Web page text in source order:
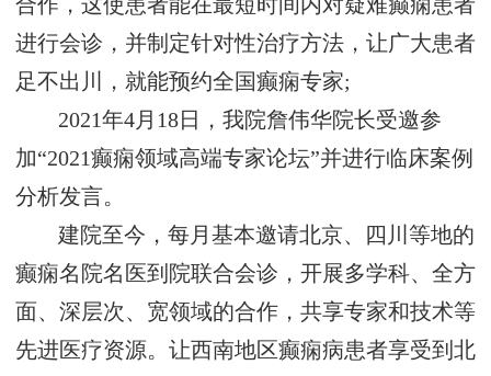
合作，这使患者能在最短时间内对疑难癫痫患者
进行会诊，并制定针对性治疗方法，让广大患者
足不出川，就能预约全国癫痫专家;
2021年4月18日，我院詹伟华院长受邀参
加“2021癫痫领域高端专家论坛”并进行临床案例
分析发言。
建院至今，每月基本邀请北京、四川等地的
癫痫名院名医到院联合会诊，开展多学科、全方
面、深层次、宽领域的合作，共享专家和技术等
先进医疗资源。让西南地区癫痫病患者享受到北